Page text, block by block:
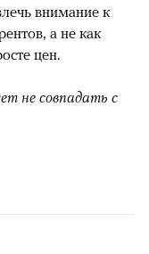
внимание к
а не как
цен.
не совпадать с